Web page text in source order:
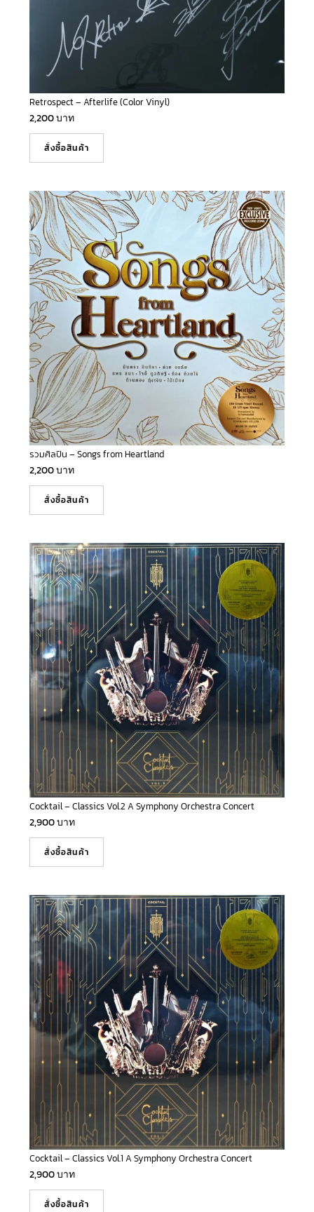
Retrospect – Afterlife (Color Vinyl)
2,200บาท
สั่งซื้อสินค้า
รวมศิลปิน – Songs from Heartland
2,200บาท
สั่งซื้อสินค้า
Cocktail – Classics Vol.2 A Symphony Orchestra Concert
2,900บาท
สั่งซื้อสินค้า
Cocktail – Classics Vol.1 A Symphony Orchestra Concert
2,900บาท
สั่งซื้อสินค้า